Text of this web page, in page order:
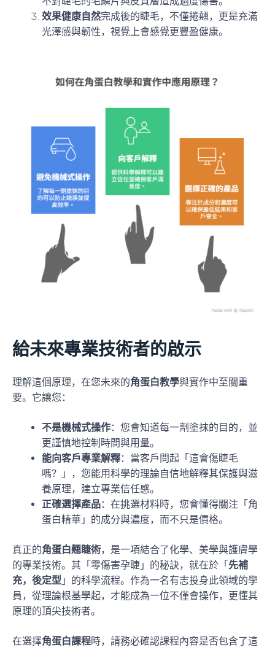
效果健康自然完成後的睫毛，不僅捲翹，更是充滿
光澤感與韌性，視覺上會感覺更豐盈健康。
給未來專業技術者的啟示
理解這個原理，在您未來的角蛋白教學與實作中至關重
要。它讓您：
不是機械式操作：您會知道每一劑塗抹的目的，並
更謹慎地控制時間與用量。
能向客戶專業解釋：當客戶問起「這會傷睫毛
嗎？」，您能用科學的理論自信地解釋其保護與滋
養原理，建立專業信任感。
正確選擇產品：在挑選材料時，您會懂得關注「角
蛋白精華」的成分與濃度，而不只是價格。
真正的角蛋白翹睫術，是一項結合了化學、美學與護膚學
的專業技術。其「零傷害孕睫」的秘訣，就在於「 先補
充，後定型 」的科學流程。作為一名有志投身此領域的學
員，從理論根基學起，才能成為一位不僅會操作，更懂其
原理的頂尖技術者。
在選擇角蛋白課程時，請務必確認課程內容是否包含了這